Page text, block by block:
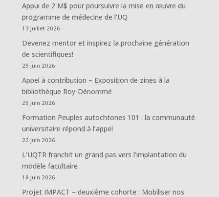
Appui de 2 M$ pour poursuivre la mise en œuvre du
programme de médecine de l’UQ
13 juillet 2026
Devenez mentor et inspirez la prochaine génération
de scientifiques!
29 juin 2026
Appel à contribution – Exposition de zines à la
bibliothèque Roy-Dénommé
26 juin 2026
Formation Peuples autochtones 101 : la communauté
universitaire répond à l’appel
22 juin 2026
L’UQTR franchit un grand pas vers l’implantation du
modèle facultaire
18 juin 2026
Projet IMPACT – deuxième cohorte : Mobiliser nos